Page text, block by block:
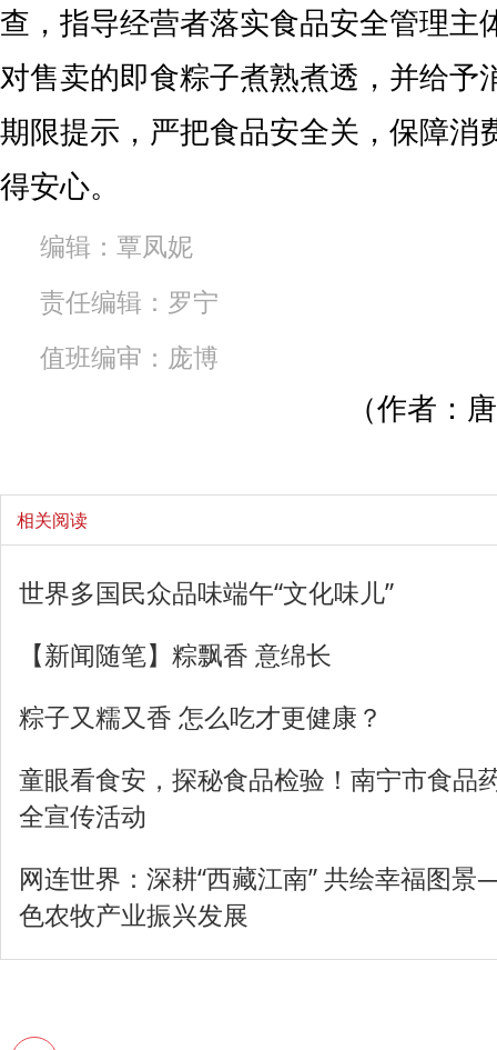
查，指导经营者落实食品安全管理主
对售卖的即食粽子煮熟煮透，并给予
期限提示，严把食品安全关，保障消
得安心。
编辑：覃凤妮
责任编辑：罗宁
值班编审：庞博
（作者：
相关阅读
世界多国民众品味端午“文化味儿”
【新闻随笔】粽飘香 意绵长
粽子又糯又香 怎么吃才更健康？
童眼看食安，探秘食品检验！南宁市食品
全宣传活动
网连世界：深耕“西藏江南” 共绘幸福图
色农牧产业振兴发展